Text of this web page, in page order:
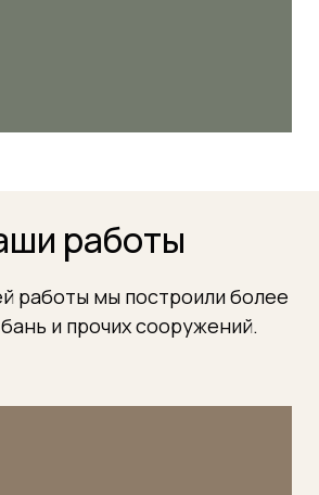
работы
работы мы построили более
и прочих сооружений.